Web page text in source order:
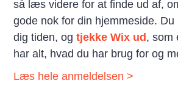
så læs videre for at finde ud af,
gode nok for din hjemmeside.
dig tiden, ogtjekke Wix ud, som
har alt, hvad du har brug for og
Læs hele anmeldelsen >